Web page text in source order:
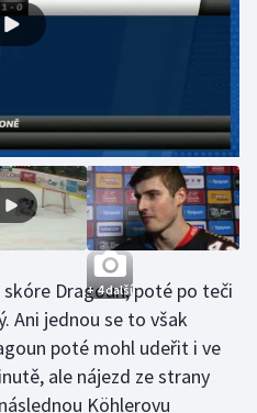
+ 4 další
Dragoun, poté po teči
Ani jednou se to však
poté mohl udeřit i ve
ale nájezd ze strany
Köhlerovu